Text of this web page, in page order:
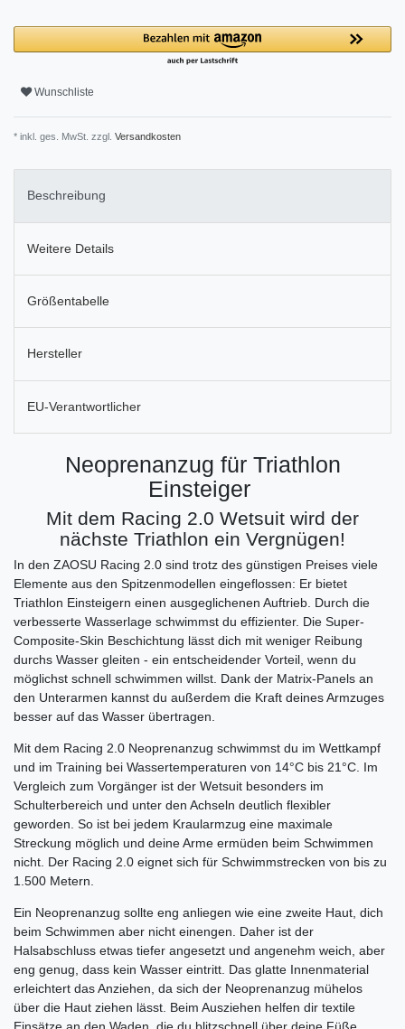
Wunschliste
* inkl. ges. MwSt. zzgl. Versandkosten
Beschreibung
Weitere Details
Größentabelle
Hersteller
EU-Verantwortlicher
Neoprenanzug für Triathlon
Einsteiger
Mit dem Racing 2.0 Wetsuit wird der
nächste Triathlon ein Vergnügen!
In den ZAOSU Racing 2.0 sind trotz des günstigen Preises viele
Elemente aus den Spitzenmodellen eingeflossen: Er bietet
Triathlon Einsteigern einen ausgeglichenen Auftrieb. Durch die
verbesserte Wasserlage schwimmst du effizienter. Die Super-
Composite-Skin Beschichtung lässt dich mit weniger Reibung
durchs Wasser gleiten - ein entscheidender Vorteil, wenn du
möglichst schnell schwimmen willst. Dank der Matrix-Panels an
den Unterarmen kannst du außerdem die Kraft deines Armzuges
besser auf das Wasser übertragen.
Mit dem Racing 2.0 Neoprenanzug schwimmst du im Wettkampf
und im Training bei Wassertemperaturen von 14°C bis 21°C. Im
Vergleich zum Vorgänger ist der Wetsuit besonders im
Schulterbereich und unter den Achseln deutlich flexibler
geworden. So ist bei jedem Kraularmzug eine maximale
Streckung möglich und deine Arme ermüden beim Schwimmen
nicht. Der Racing 2.0 eignet sich für Schwimmstrecken von bis zu
1.500 Metern.
Ein Neoprenanzug sollte eng anliegen wie eine zweite Haut, dich
beim Schwimmen aber nicht einengen. Daher ist der
Halsabschluss etwas tiefer angesetzt und angenehm weich, aber
eng genug, dass kein Wasser eintritt. Das glatte Innenmaterial
erleichtert das Anziehen, da sich der Neoprenanzug mühelos
über die Haut ziehen lässt. Beim Ausziehen helfen dir textile